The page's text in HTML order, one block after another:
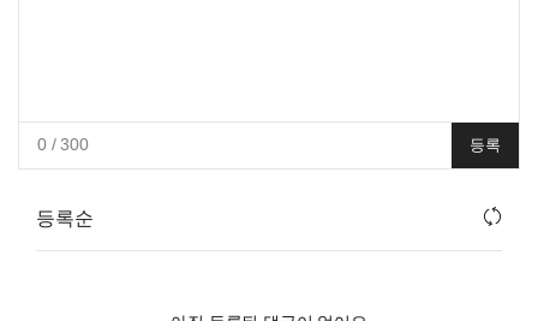
0/ 300 등록
등록순